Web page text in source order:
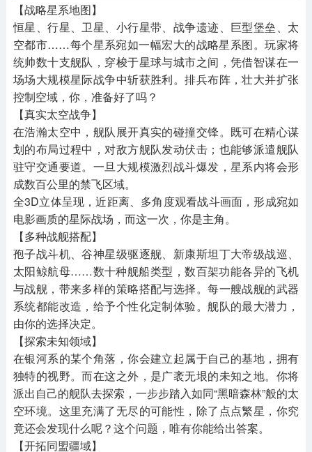
【战略星系地图】
恒星、行星、卫星、小行星带、战争遗迹、巨型堡垒、太
空都市……每个星系宛如一幅宏大的战略星系图。玩家将
统帅数十支舰队，穿梭于星球与城市之间，凭借智谋在一
场场大规模星际战争中斩获胜利。排兵布阵，壮大并扩张
控制空域，你，准备好了吗？
【真实太空战争】
在浩瀚太空中，舰队展开真实的碰撞交锋。既可在精心谋
划的布局过程中，对敌方舰队发动伏击；也能够派遣舰队
驻守交通要道。一旦大规模激烈战斗爆发，星系内将会形
成数百公里的禁飞区域。
全3D立体呈现，近距离、多角度观看战斗画面，形成宛如
电影画质的星际战场，而这一次，你是主角。
【多种战舰搭配】
孢子战斗机、谷神星级驱逐舰、新康斯坦丁大帝级战巡、
太阳鲸航母……数十种舰船类型，数百架功能各异的飞机
与战舰，带来多样的策略搭配与选择。每一艘战舰的武器
系统都能改造，给予个性化定制体验。舰队的最大潜力，
由你的选择决定。
【探索未知领域】
在银河系的某个角落，你会建立起属于自己的基地，拥有
独特的视野。而在这之外，是广袤无垠的未知之地。你将
派出自己的舰队去探索，一步步踏入如同“黑暗森林”般的太
空环境。这里充满了无尽的可能性，除了点点繁星，你究
竟还会发现什么呢？这个问题，唯有你能给出答案。
【开拓同盟疆域】